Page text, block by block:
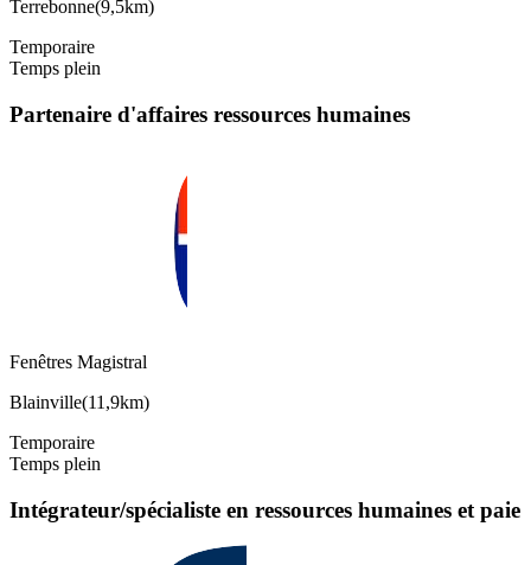
Terrebonne(9,5km)
Temporaire
Temps plein
Partenaire d'affaires ressources humaines
Fenêtres Magistral
Blainville(11,9km)
Temporaire
Temps plein
Intégrateur/spécialiste en ressources humaines et paie